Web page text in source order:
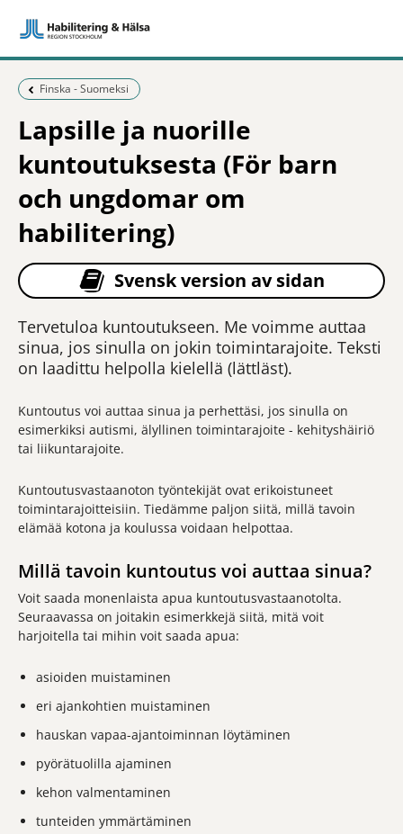
Föregående sida:
Finska - Suomeksi
Lapsille ja nuorille
kuntoutuksesta (För barn
och ungdomar om
habilitering)
Svensk version av sidan
Tervetuloa kuntoutukseen. Me voimme auttaa
sinua, jos sinulla on jokin toimintarajoite. Teksti
on laadittu helpolla kielellä (lättläst).
Kuntoutus voi auttaa sinua ja perhettäsi, jos sinulla on
esimerkiksi autismi, älyllinen toimintarajoite - kehityshäiriö
tai liikuntarajoite.
Kuntoutusvastaanoton työntekijät ovat erikoistuneet
toimintarajoitteisiin. Tiedämme paljon siitä, millä tavoin
elämää kotona ja koulussa voidaan helpottaa.
Millä tavoin kuntoutus voi auttaa sinua?
Voit saada monenlaista apua kuntoutusvastaanotolta.
Seuraavassa on joitakin esimerkkejä siitä, mitä voit
harjoitella tai mihin voit saada apua:
asioiden muistaminen
eri ajankohtien muistaminen
hauskan vapaa-ajantoiminnan löytäminen
pyörätuolilla ajaminen
kehon valmentaminen
tunteiden ymmärtäminen